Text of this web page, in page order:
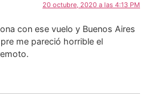
20 octubre, 2020 a las 4:13 PM
con ese vuelo y Buenos Aires
me pareció horrible el